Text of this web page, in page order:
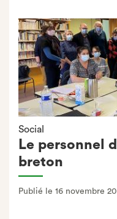
Social
Le personnel
breton
Publié le 16 novembre